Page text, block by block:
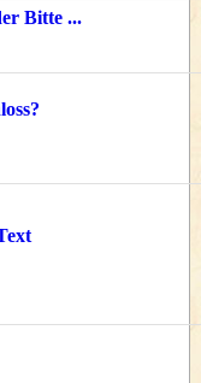
Bitte ...